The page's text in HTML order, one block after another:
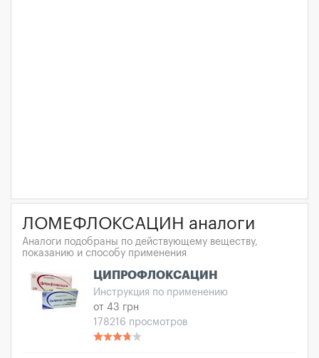
ЛОМЕФЛОКСАЦИН аналоги
Аналоги подобраны по действующему веществу,
показанию и способу применения
ЦИПРОФЛОКСАЦИН
Инструкция по применению
от 43 грн
178216 просмотров